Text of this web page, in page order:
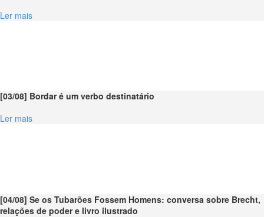
Ler mais
[03/08] Bordar é um verbo destinatário
Ler mais
[04/08] Se os Tubarões Fossem Homens: conversa sobre Brecht,
relações de poder e livro ilustrado